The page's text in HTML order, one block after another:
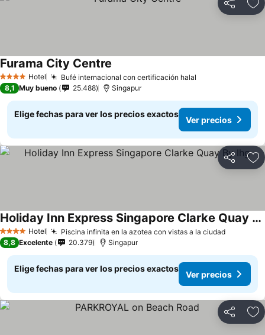
Compartir
4 EstrellasHotel Bufé internacional con certificación halal
Furama City Centre
8,1 Muy bueno 25.488 Singapur
Elige fechas para ver los precios exactos
Ver precios
Compartir
4 EstrellasHotel Piscina infinita en la azotea con vistas a la ciudad
Holiday Inn Express Singapore Clarke Quay By Ihg
8,8 Excelente 20.379 Singapur
Elige fechas para ver los precios exactos
Ver precios
Compartir